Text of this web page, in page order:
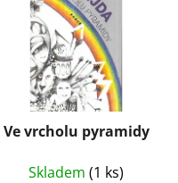
Ve vrcholu pyramidy
Skladem (1 ks)